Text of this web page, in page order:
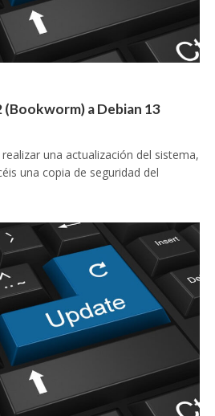
a Debian 13
una actualización del sistema,
una copia de seguridad del